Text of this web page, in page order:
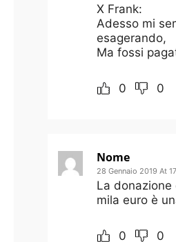
X Frank:
Adesso mi
esagerando,
Ma fossi
0 0
Nome
28 Gennaio 2019 At
La
mila euro è
0 0